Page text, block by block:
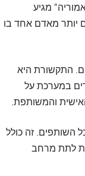
מגיע
יותר מאדם אחד בו
התקשורת היא
במערכת על
והמשותפת.
השותפים. זה כולל
לתת מרחב